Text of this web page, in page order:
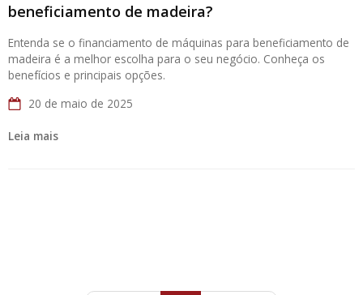
beneficiamento de madeira?
Entenda se o financiamento de máquinas para beneficiamento de
madeira é a melhor escolha para o seu negócio. Conheça os
benefícios e principais opções.
20 de maio de 2025
Leia mais